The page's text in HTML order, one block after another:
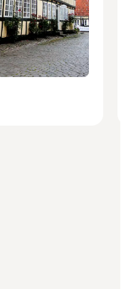
Folie